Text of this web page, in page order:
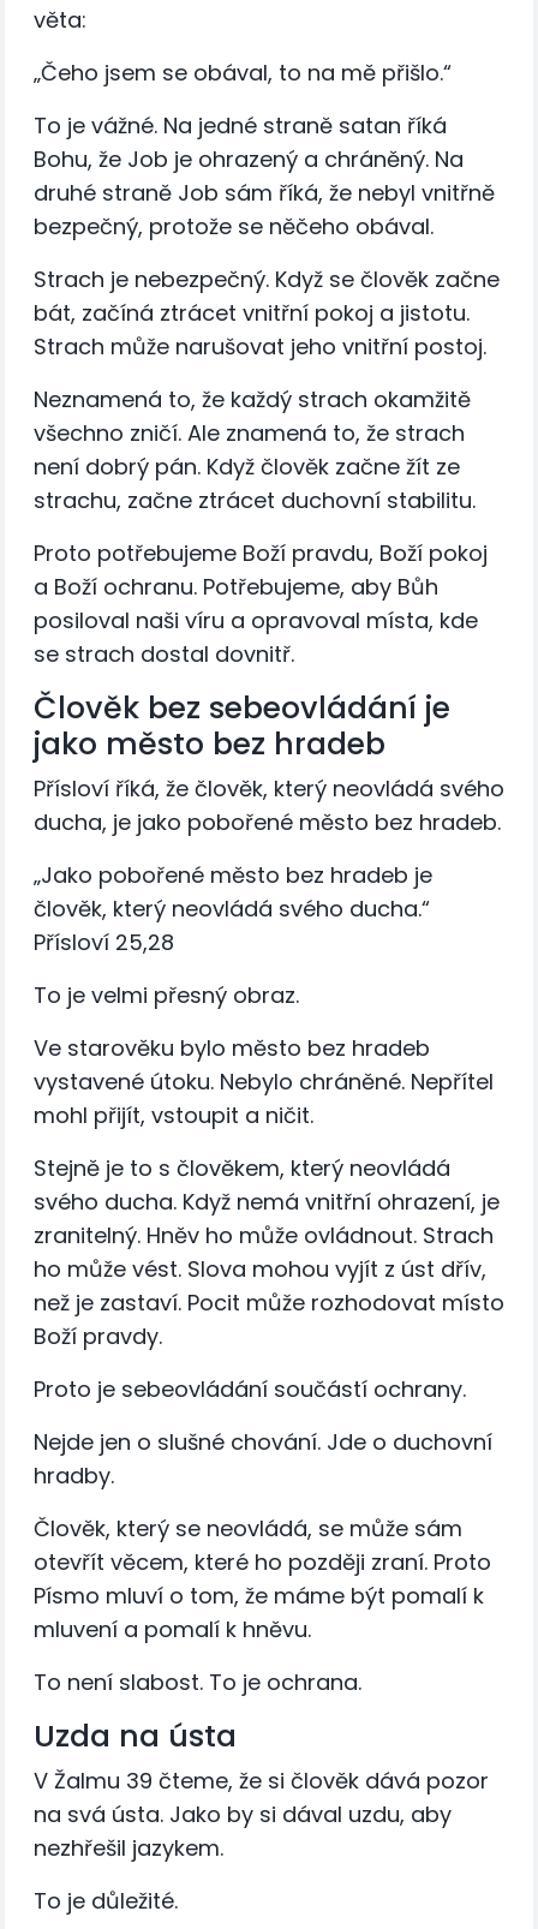
věta:
„Čeho jsem se obával, to na mě přišlo.“
To je vážné. Na jedné straně satan říká
Bohu, že Job je ohrazený a chráněný. Na
druhé straně Job sám říká, že nebyl vnitřně
bezpečný, protože se něčeho obával.
Strach je nebezpečný. Když se člověk začne
bát, začíná ztrácet vnitřní pokoj a jistotu.
Strach může narušovat jeho vnitřní postoj.
Neznamená to, že každý strach okamžitě
všechno zničí. Ale znamená to, že strach
není dobrý pán. Když člověk začne žít ze
strachu, začne ztrácet duchovní stabilitu.
Proto potřebujeme Boží pravdu, Boží pokoj
a Boží ochranu. Potřebujeme, aby Bůh
posiloval naši víru a opravoval místa, kde
se strach dostal dovnitř.
Člověk bez sebeovládání je
jako město bez hradeb
Přísloví říká, že člověk, který neovládá svého
ducha, je jako pobořené město bez hradeb.
„Jako pobořené město bez hradeb je
člověk, který neovládá svého ducha.“
Přísloví 25,28
To je velmi přesný obraz.
Ve starověku bylo město bez hradeb
vystavené útoku. Nebylo chráněné. Nepřítel
mohl přijít, vstoupit a ničit.
Stejně je to s člověkem, který neovládá
svého ducha. Když nemá vnitřní ohrazení, je
zranitelný. Hněv ho může ovládnout. Strach
ho může vést. Slova mohou vyjít z úst dřív,
než je zastaví. Pocit může rozhodovat místo
Boží pravdy.
Proto je sebeovládání součástí ochrany.
Nejde jen o slušné chování. Jde o duchovní
hradby.
Člověk, který se neovládá, se může sám
otevřít věcem, které ho později zraní. Proto
Písmo mluví o tom, že máme být pomalí k
mluvení a pomalí k hněvu.
To není slabost. To je ochrana.
Uzda na ústa
V Žalmu 39 čteme, že si člověk dává pozor
na svá ústa. Jako by si dával uzdu, aby
nezhřešil jazykem.
To je důležité.